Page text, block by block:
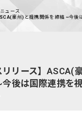
ュース
豪州)と提携関係を締結 ~今後
リリース】ASCA(
後は国際連携を